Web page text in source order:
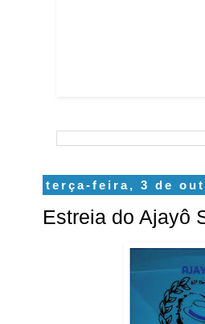
terça-feira, 3 de
Estreia do Ajayô